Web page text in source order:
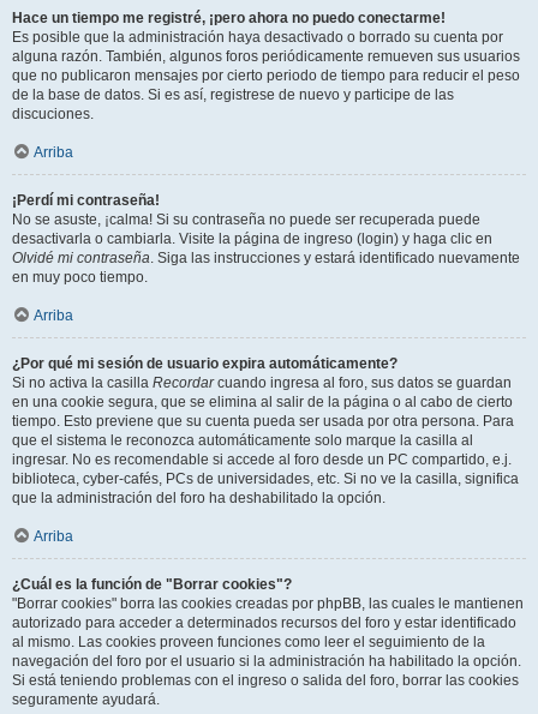
Hace un tiempo me registré, ¡pero ahora no puedo conectarme!
Es posible que la administración haya desactivado o borrado su cuenta por
alguna razón. También, algunos foros periódicamente remueven sus usuarios
que no publicaron mensajes por cierto periodo de tiempo para reducir el peso
de la base de datos. Si es así, registrese de nuevo y participe de las
discuciones.
Arriba
¡Perdí mi contraseña!
No se asuste, ¡calma! Si su contraseña no puede ser recuperada puede
desactivarla o cambiarla. Visite la página de ingreso (login) y haga clic en
Olvidé mi contraseña. Siga las instrucciones y estará identificado nuevamente
en muy poco tiempo.
Arriba
¿Por qué mi sesión de usuario expira automáticamente?
Si no activa la casilla Recordarcuando ingresa al foro, sus datos se guardan
en una cookie segura, que se elimina al salir de la página o al cabo de cierto
tiempo. Esto previene que su cuenta pueda ser usada por otra persona. Para
que el sistema le reconozca automáticamente solo marque la casilla al
ingresar. No es recomendable si accede al foro desde un PC compartido, e.j.
biblioteca, cyber-cafés, PCs de universidades, etc. Si no ve la casilla, significa
que la administración del foro ha deshabilitado la opción.
Arriba
¿Cuál es la función de "Borrar cookies"?
"Borrar cookies" borra las cookies creadas por phpBB, las cuales le mantienen
autorizado para acceder a determinados recursos del foro y estar identificado
al mismo. Las cookies proveen funciones como leer el seguimiento de la
navegación del foro por el usuario si la administración ha habilitado la opción.
Si está teniendo problemas con el ingreso o salida del foro, borrar las cookies
seguramente ayudará.